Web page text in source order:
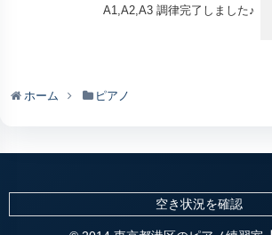
A1,A2,A3 調律完了しました♪
ホーム ピアノ
空き状況を確認